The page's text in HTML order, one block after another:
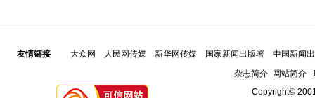
友情链接 大众网 人民网传媒 新华网传媒 国家新闻出版署
中国新闻
杂志简介-网站简介-
Copyright©